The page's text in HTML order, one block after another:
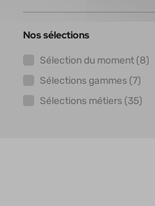
Nos sélections
Sélection du moment (8)
Sélections gammes (7)
Sélections métiers (35)